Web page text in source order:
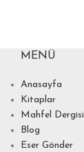
MENÜ
Anasayfa
Kitaplar
Mahfel Dergisi
Blog
Eser Gönder